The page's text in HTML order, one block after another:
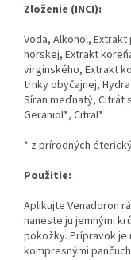
Zloženie (INCI):
Voda, Alkohol,
horskej, Extrakt
virginského, Extrakt
trnky obyčajnej,
Síran meďnatý, Citrát
Geraniol*, Citral*
* z prírodných
Použitie:
Aplikujte Venadoron
naneste ju jemnými
pokožky. Prípravok
kompresnými